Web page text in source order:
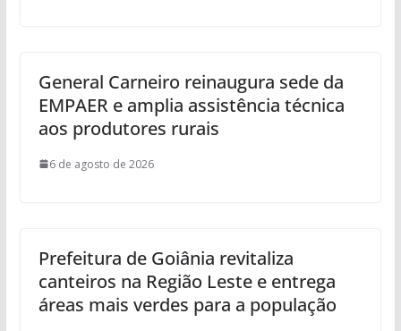
General Carneiro reinaugura sede da
EMPAER e amplia assistência técnica
aos produtores rurais
6 de agosto de 2026
Prefeitura de Goiânia revitaliza
canteiros na Região Leste e entrega
áreas mais verdes para a população